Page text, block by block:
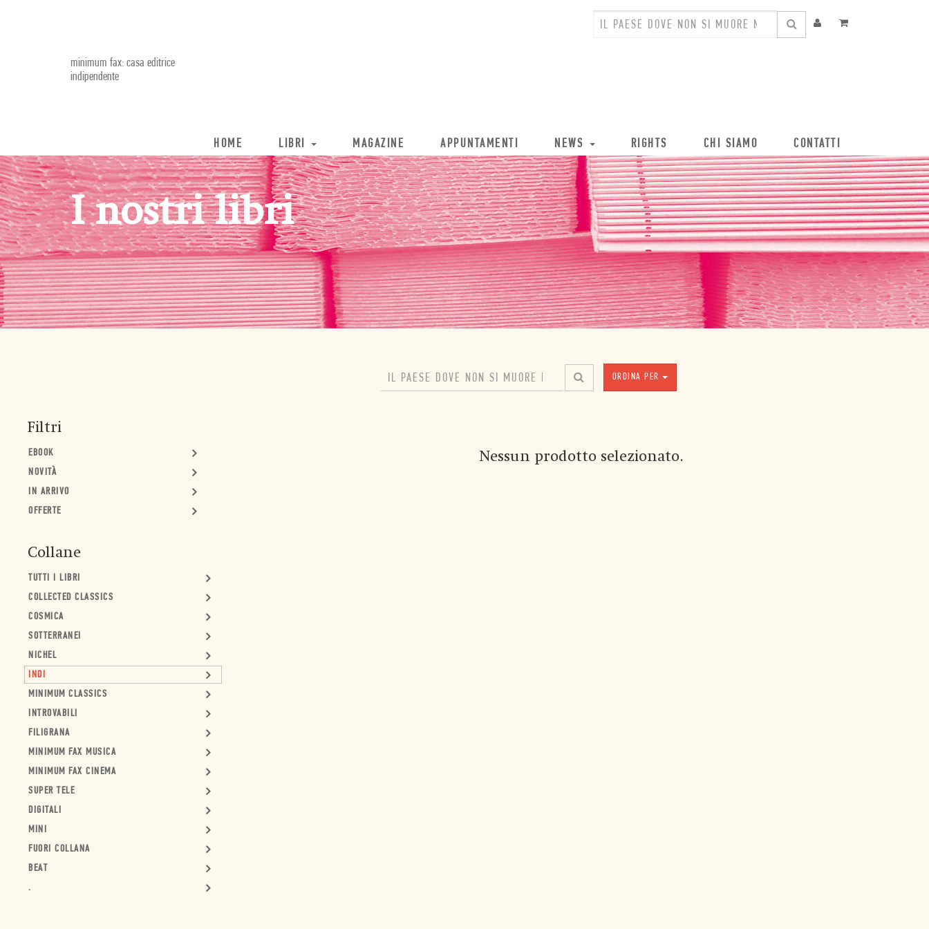
minimum fax: casa editrice
indipendente
HOME LIBRI MAGAZINE APPUNTAMENTI NEWS RIGHTS CHI SIAMO CONTATTI
I nostri libri
ORDINA PER
Filtri
EBOOK
NOVITÀ
IN ARRIVO
OFFERTE
Collane
TUTTI I LIBRI
COLLECTED CLASSICS
COSMICA
SOTTERRANEI
NICHEL
INDI
MINIMUM CLASSICS
INTROVABILI
FILIGRANA
MINIMUM FAX MUSICA
MINIMUM FAX CINEMA
SUPER TELE
DIGITALI
MINI
FUORI COLLANA
BEAT
.
Nessun prodotto selezionato.